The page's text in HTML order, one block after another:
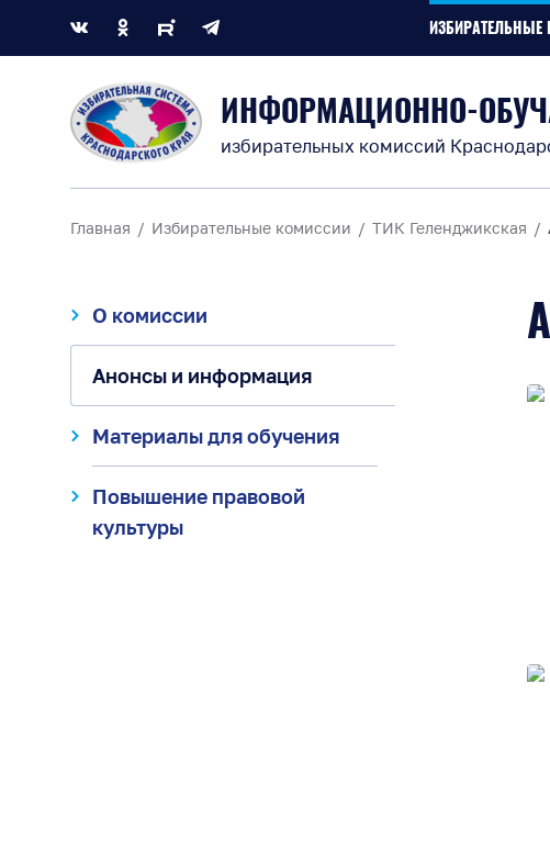
ИЗБИРАТЕЛЬНЫЕ
ИНФОРМАЦИОННО-
избирательных комиссий
Главная Избирательные комиссии ТИК Геленджикская
О комиссии
Анонсы и информация
Материалы для обучения
Повышение правовой
культуры